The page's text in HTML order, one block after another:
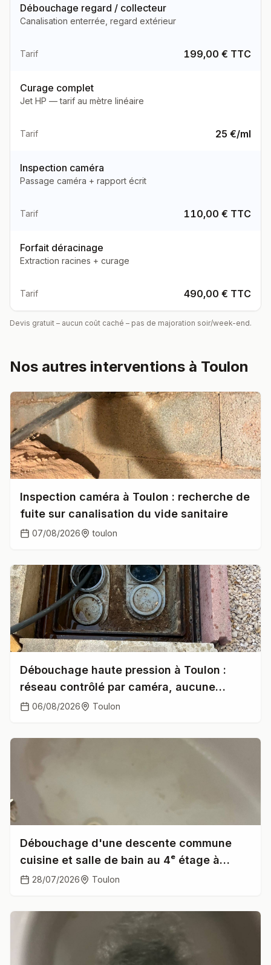
Débouchage regard / collecteur
Canalisation enterrée, regard extérieur
Tarif 199,00 € TTC
Curage complet
Jet HP — tarif au mètre linéaire
Tarif 25 €/ml
Inspection caméra
Passage caméra + rapport écrit
Tarif 110,00 € TTC
Forfait déracinage
Extraction racines + curage
Tarif 490,00 € TTC
Devis gratuit – aucun coût caché – pas de majoration soir/week-end.
Nos autres interventions à Toulon
Inspection caméra à Toulon : recherche de
fuite sur canalisation du vide sanitaire
07/08/2026 toulon
Débouchage haute pression à Toulon :
réseau contrôlé par caméra, aucune
anomalie
06/08/2026 Toulon
Débouchage d'une descente commune
cuisine et salle de bain au 4ᵉ étage à
Toulon
28/07/2026 Toulon